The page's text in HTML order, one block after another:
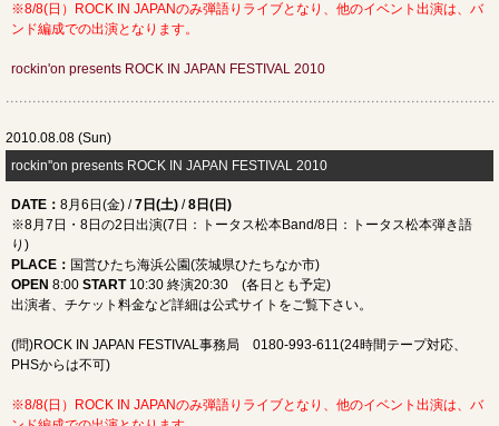
※8/8(日）ROCK IN JAPANのみ弾語りライブとなり、他のイベント出演は、バ
ンド編成での出演となります。
rockin'on presents ROCK IN JAPAN FESTIVAL 2010
2010.08.08 (Sun)
rockin''on presents ROCK IN JAPAN FESTIVAL 2010
DATE ： 8月6日(金) /7日(土) /8日(日)
※8月7日・8日の2日出演(7日：トータス松本Band/8日：トータス松本弾き語
り)
PLACE ： 国営ひたち海浜公園(茨城県ひたちなか市)
OPEN 8:00 START 10:30 終演20:30 (各日とも予定)
出演者、チケット料金など詳細は公式サイトをご覧下さい。
(問)ROCK IN JAPAN FESTIVAL事務局 0180-993-611(24時間テープ対応、
PHSからは不可)
※8/8(日）ROCK IN JAPANのみ弾語りライブとなり、他のイベント出演は、バ